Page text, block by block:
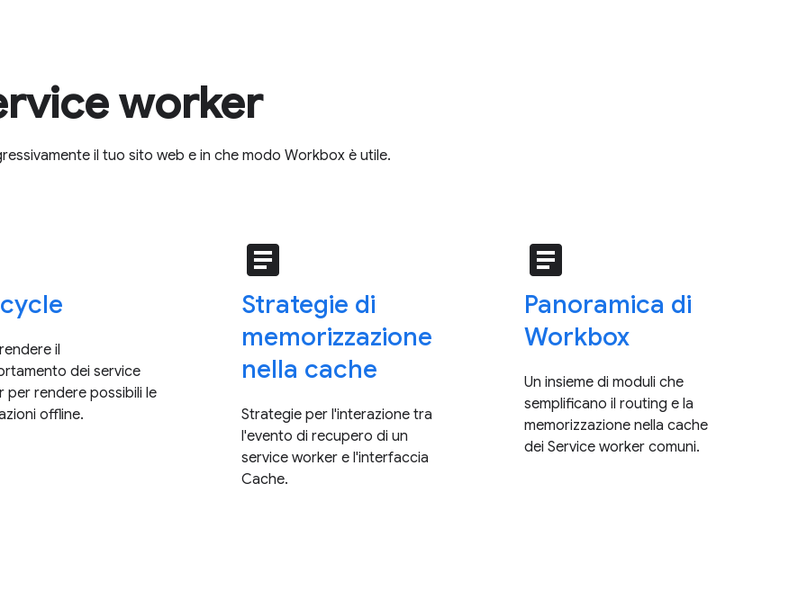
worker
il tuo sito web e in che modo Workbox è utile.
il
dei service
per rendere possibili le
offline.
article
Strategie di
memorizzazione
nella cache
Strategie per l'interazione tra
l'evento di recupero di un
service worker e l'interfaccia
Cache.
article
Panoramica di
Workbox
Un insieme di moduli che
semplificano il routing e la
memorizzazione nella cache
dei Service worker comuni.